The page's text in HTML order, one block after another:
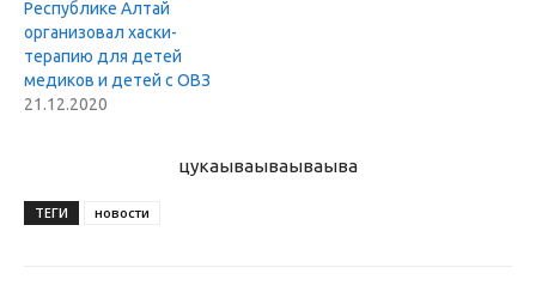
Республике Алтай
организовал хаски-
терапию для детей
медиков и детей с ОВЗ
21.12.2020
цукаываываываыва
ТЕГИ новости